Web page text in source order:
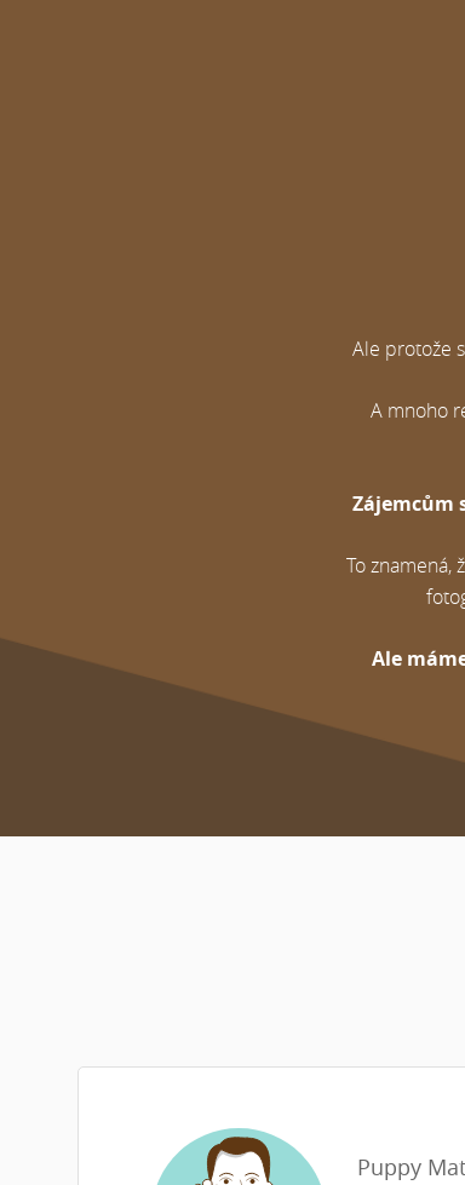
Ale protože
A mnoho
Zájemcům
To znamená,
Ale
Puppy